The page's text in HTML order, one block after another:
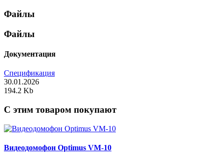
Файлы
Файлы
Документация
Спецификация
30.01.2026
194.2 Kb
C этим товаром покупают
Видеодомофон Optimus VM-10